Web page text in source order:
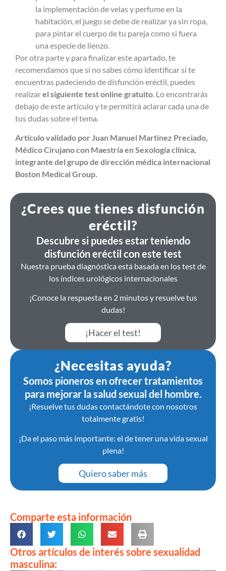
la implementación de velas y perfume en la
habitación, el juego se debe de realizar ya sin ropa,
para pintar el cuerpo de tu pareja como si fuera
una especie de lienzo.
Por otra parte y para finalizar este apartado, te
recomendamos que si no sabes cómo identificar si te
encuentras padeciendo de disfunción eréctil, puedes
realizarel siguiente test online gratuito . Lo encontrarás
debajo de este artículo y te permitirá aclarar cada una de
tus dudas sobre el tema.
Artículo validado por Juan Manuel Martinez Preciado,
Médico Cirujano con Maestría en Sexología clínica,
integrante del grupo de dirección médica internacional
Boston Medical Group.
¿Crees que tienes disfunción
eréctil?
Descubre si puedes estar teniendo
disfunción eréctil con este test
Nuestra prueba diagnóstica está basada en los test de
los índices urológicos internacionales
¡Conoce la respuesta en 2 minutos y resuelve tus
dudas!
¡Hacer el test!
¿Necesitas ayuda?
Somos pioneros en ofrecer tratamientos
para mejorar la salud sexual del hombre.
¡Resuelve tus dudas contactándote con nosotros
totalmente gratis!
¡Da el paso más importante: el de tener una vida sexual
plena!
Quiero saber más
Comparte esta información
Otros artículos de interés sobre sexualidad
masculina: